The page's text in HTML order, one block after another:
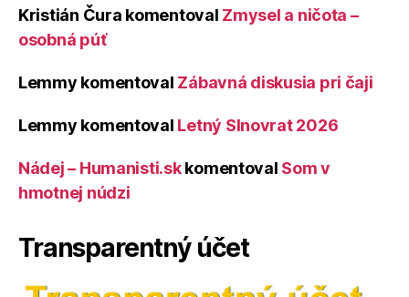
Kristián Čura komentoval Zmysel a ničota –
osobná púť
Lemmy komentoval Zábavná diskusia pri čaji
Lemmy komentoval Letný Slnovrat 2026
Nádej – Humanisti.skkomentoval Som v
hmotnej núdzi
Transparentný účet